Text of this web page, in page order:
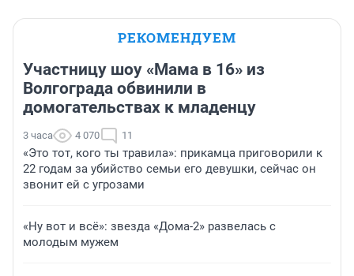
РЕКОМЕНДУЕМ
Участницу шоу «Мама в 16» из
Волгограда обвинили в
домогательствах к младенцу
3 часа 4 070 11
«Это тот, кого ты травила»: прикамца приговорили к
22 годам за убийство семьи его девушки, сейчас он
звонит ей с угрозами
«Ну вот и всё»: звезда «Дома-2» развелась с
молодым мужем